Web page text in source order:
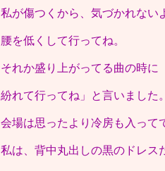
私が傷つくから、気づかれない
腰を低くして行ってね。
それか盛り上がってる曲の時に
紛れて行ってね」と言いました
会場は思ったより冷房も入って
私は、背中丸出しの黒のドレス